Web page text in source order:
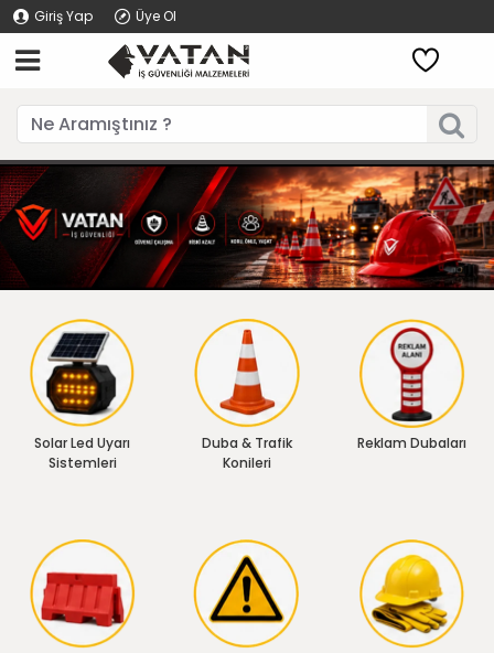
Giriş Yap Üye Ol
Solar Led Uyarı
Sistemleri
Duba & Trafik
Konileri
Reklam Dubaları